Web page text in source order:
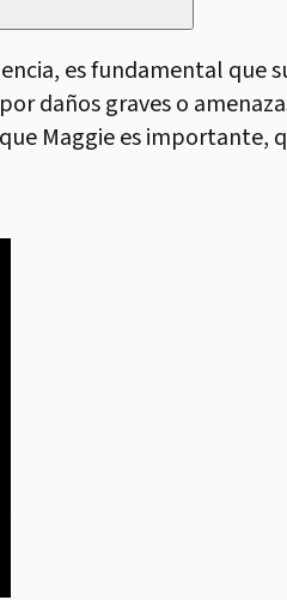
es fundamental
daños graves o
Maggie es importante,